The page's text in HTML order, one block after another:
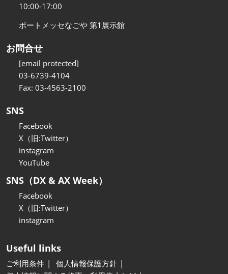
10:00-17:00
ポートメッセなごや 第1展示館
お問合せ
[email protected]
03-6739-4104
Fax: 03-4563-2100
SNS
Facebook
X（旧:Twitter）
instagram
YouTube
SNS（DX & AX Week）
Facebook
X（旧:Twitter）
instagram
Useful links
ご利用条件
個人情報保護方針